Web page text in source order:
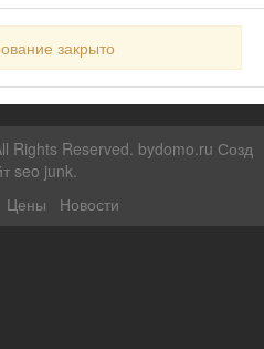
закрыто
Rights Reserved. bydomo.ru Созд
seo junk.
Цены Новости